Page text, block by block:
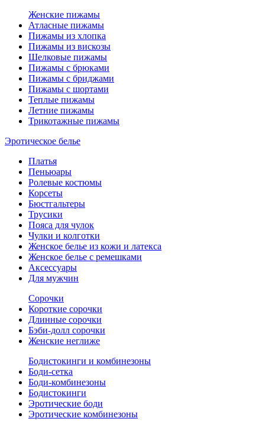
Женские пижамы
Атласные пижамы
Пижамы из хлопка
Пижамы из вискозы
Шелковые пижамы
Пижамы с брюками
Пижамы с бриджами
Пижамы с шортами
Теплые пижамы
Летние пижамы
Трикотажные пижамы
Эротическое белье
Платья
Пеньюары
Ролевые костюмы
Корсеты
Бюстгальтеры
Трусики
Пояса для чулок
Чулки и колготки
Женское белье из кожи и латекса
Женское белье с ремешками
Аксессуары
Для мужчин
Сорочки
Короткие сорочки
Длинные сорочки
Бэби-долл сорочки
Женские неглиже
Бодистокинги и комбинезоны
Боди-сетка
Боди-комбинезоны
Бодистокинги
Эротические боди
Эротические комбинезоны